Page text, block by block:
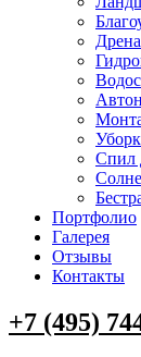
Спил
Портфолио
Галерея
Отзывы
Контакты
+7 (495)